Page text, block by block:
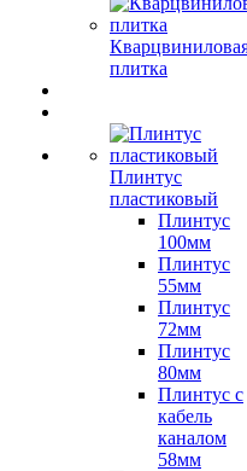
плитка
Плинтус
пластиковый
Плинтус
100мм
Плинтус
55мм
Плинтус
72мм
Плинтус
80мм
Плинтус с
кабель
каналом
58мм